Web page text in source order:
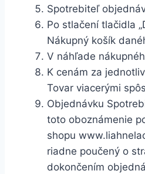
Spotrebiteľ
Po stlačení tlačidla
Nákupný košík
V náhľade
K cenám za
Tovar viacerými
Objednávku
toto oboznámenie
shopu
riadne poučený o
dokončením